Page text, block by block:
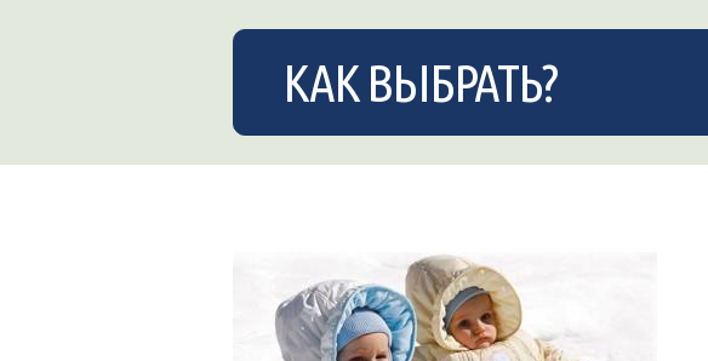
КАК ВЫБРАТЬ?